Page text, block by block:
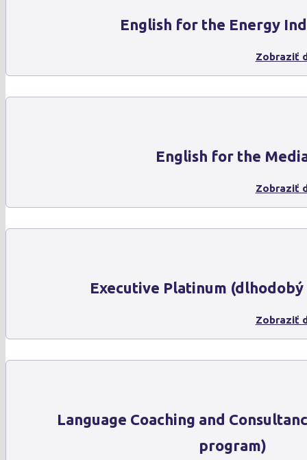
English for the Energy
Zobraziť
English for the
Zobraziť
Executive Platinum
Zobraziť
Language Coaching and
program)